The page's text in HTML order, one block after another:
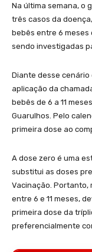
Na última semana, o
três casos da
bebês entre 6 meses
sendo investigadas
Diante desse
aplicação da
bebês de 6 a 11
Guarulhos. Pelo
primeira dose ao
A dose zero é uma
substitui as doses
Vacinação. Portanto,
entre 6 e 11 meses,
primeira dose da
preferencialmente